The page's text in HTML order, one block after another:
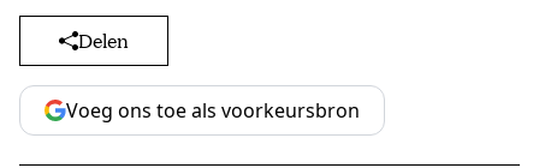
Delen
Voeg ons toe als voorkeursbron